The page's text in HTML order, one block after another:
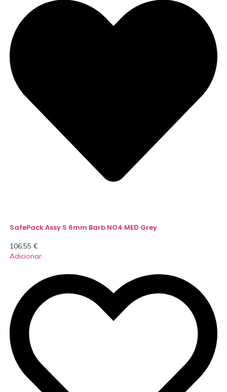
SafePack Assy S 6mm Barb NO4 MED Grey
106,55 €
Adicionar